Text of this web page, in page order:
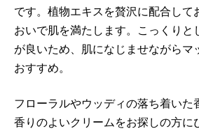
です。植物エキスを贅沢に配合して
おいで肌を満たします。こっくりと
が良いため、肌になじませながらマ
おすすめ。
フローラルやウッディの落ち着いた
香りのよいクリームをお探しの方に